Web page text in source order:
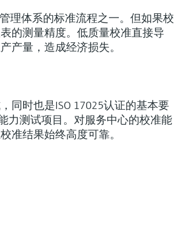
理体系的标准流程之一。但如果校
的测量精度。低质量校准直接导
产量，造成经济损失。
同时也是ISO 17025认证的基本要
力测试项目。对服务中心的校准能
准结果始终高度可靠。